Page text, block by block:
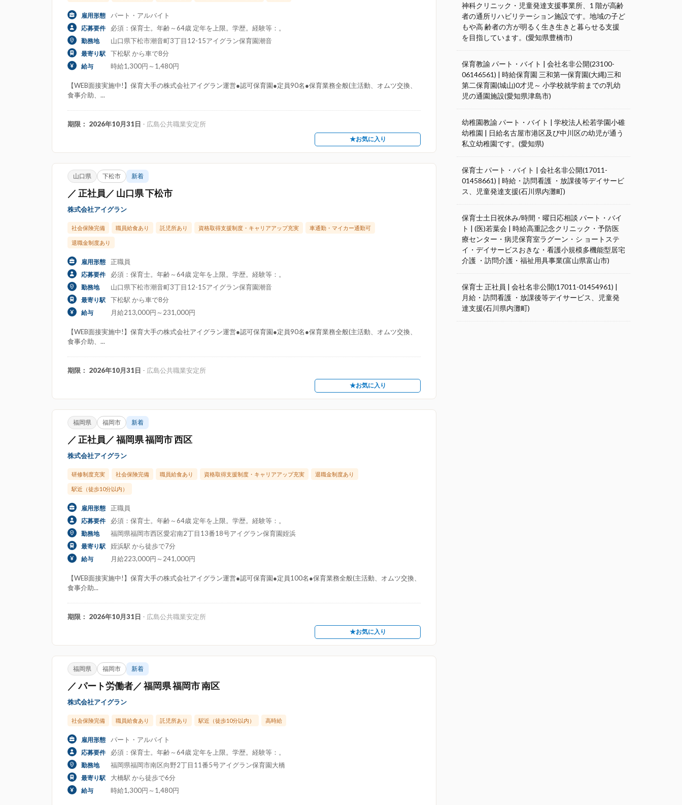
雇用形態 パート・アルバイト
応募要件 必須：保育士。年齢～64歳 定年を上限。学歴。経験等：。
勤務地 山口県下松市潮音町3丁目12-15アイグラン保育園潮音
最寄り駅 下松駅 から車で8分
給与 時給1,300円～1,480円
【WEB面接実施中!】保育大手の株式会社アイグラン運営●認可保育園●定員90名●保育業務全般(主活動、オムツ交換、
食事介助、...
期限： 2026年10月31日 - 広島公共職業安定所
★お気に入り
山口県 下松市 新着
／ 正社員／ 山口県 下松市
株式会社アイグラン
社会保険完備 職員給食あり 託児所あり 資格取得支援制度・キャリアアップ充実 車通勤・マイカー通勤可
退職金制度あり
雇用形態 正職員
応募要件 必須：保育士。年齢～64歳 定年を上限。学歴。経験等：。
勤務地 山口県下松市潮音町3丁目12-15アイグラン保育園潮音
最寄り駅 下松駅 から車で8分
給与 月給213,000円～231,000円
【WEB面接実施中!】保育大手の株式会社アイグラン運営●認可保育園●定員90名●保育業務全般(主活動、オムツ交換、
食事介助、...
期限： 2026年10月31日 - 広島公共職業安定所
★お気に入り
福岡県 福岡市 新着
／ 正社員／ 福岡県 福岡市 西区
株式会社アイグラン
研修制度充実 社会保険完備 職員給食あり 資格取得支援制度・キャリアアップ充実 退職金制度あり
駅近（徒歩10分以内）
雇用形態 正職員
応募要件 必須：保育士。年齢～64歳 定年を上限。学歴。経験等：。
勤務地 福岡県福岡市西区愛宕南2丁目13番18号アイグラン保育園姪浜
最寄り駅 姪浜駅 から徒歩で7分
給与 月給223,000円～241,000円
【WEB面接実施中!】保育大手の株式会社アイグラン運営●認可保育園●定員100名●保育業務全般(主活動、オムツ交換、
食事介助...
期限： 2026年10月31日 - 広島公共職業安定所
★お気に入り
福岡県 福岡市 新着
／ パート労働者／ 福岡県 福岡市 南区
株式会社アイグラン
社会保険完備 職員給食あり 託児所あり 駅近（徒歩10分以内） 高時給
雇用形態 パート・アルバイト
応募要件 必須：保育士。年齢～64歳 定年を上限。学歴。経験等：。
勤務地 福岡県福岡市南区向野2丁目11番5号アイグラン保育園大橋
最寄り駅 大橋駅 から徒歩で6分
給与 時給1,300円～1,480円
神科クリニック・児童発達支援事業所、1 階が高齢
者の通所リハビリテーション施設です。地域の子ど
もや高 齢者の方が明るく生き生きと暮らせる支援
を目指しています。(愛知県豊橋市)
保育教諭 パート・バイト | 会社名非公開(23100-
06146561) | 時給保育園 三和第一保育園(大縄)三和
第二保育園(城山)0才児～ 小学校就学前までの乳幼
児の通園施設(愛知県津島市)
幼稚園教諭 パート・バイト | 学校法人松若学園小碓
幼稚園 | 日給名古屋市港区及び中川区の幼児が通う
私立幼稚園です。(愛知県)
保育士 パート・バイト | 会社名非公開(17011-
01458661) | 時給・訪問看護 ・放課後等デイサービ
ス、児童発達支援(石川県内灘町)
保育士土日祝休み/時間・曜日応相談 パート・バイ
ト | (医)若葉会 | 時給高重記念クリニック・予防医
療センター・病児保育室ラグーン・シ ョートステ
イ・デイサービスおきな・看護小規模多機能型居宅
介護 ・訪問介護・福祉用具事業(富山県富山市)
保育士 正社員 | 会社名非公開(17011-01454961) |
月給・訪問看護 ・放課後等デイサービス、児童発
達支援(石川県内灘町)